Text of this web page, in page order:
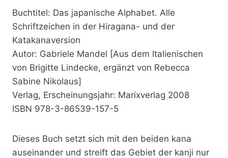
Buchtitel: Das japanische Alphabet. Alle
Schriftzeichen in der Hiragana- und der
Katakanaversion
Autor: Gabriele Mandel [Aus dem Italienischen
von Brigitte Lindecke, ergänzt von Rebecca
Sabine Nikolaus]
Verlag, Erscheinungsjahr: Marixverlag 2008
ISBN 978-3-86539-157-5
Dieses Buch setzt sich mit den beiden kana
auseinander und streift das Gebiet der kanji nur